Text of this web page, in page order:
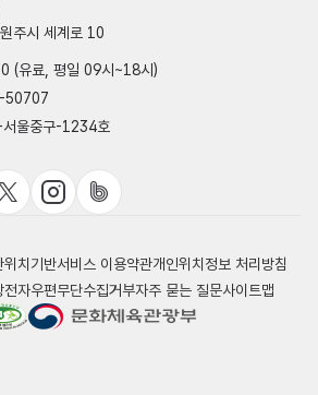
주시 세계로 10
(유료, 평일 09시~18시)
50707
울중구-1234호
위치기반서비스 이용약관개인위치정보 처리방침
전자우편무단수집거부자주 묻는 질문사이트맵